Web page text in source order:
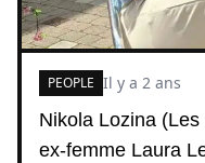
Nikola Lozina
ex-femme Laura
PEOPLE Il y a 2 ans